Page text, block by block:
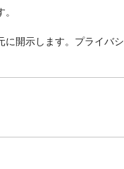
開示します。プライバ